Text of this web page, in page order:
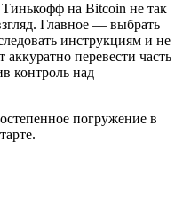
на Bitcoin не так
Главное — выбрать
инструкциям и не
перевести часть
контроль над
погружение в